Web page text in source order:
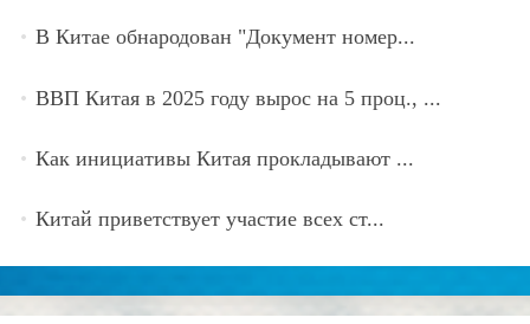
В Китае обнародован "Документ номер...
ВВП Китая в 2025 году вырос на 5 проц., ...
Как инициативы Китая прокладывают ...
Китай приветствует участие всех ст...